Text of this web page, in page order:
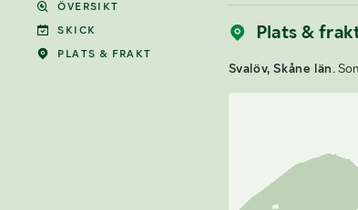
ÖVERSIKT
SKICK
PLATS & FRAKT
Plats &
Svalöv, Skåne län.